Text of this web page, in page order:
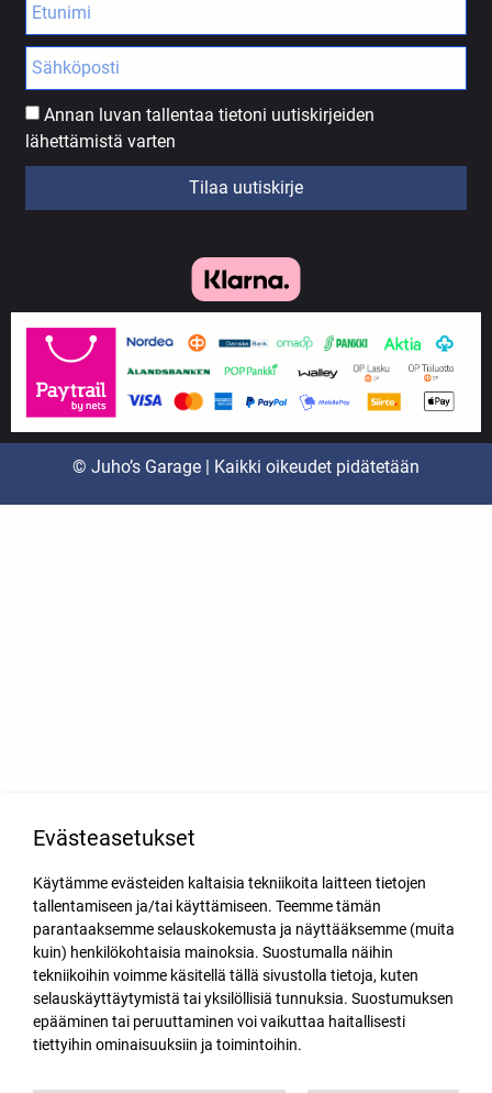
Annan luvan tallentaa tietoni uutiskirjeiden
lähettämistä varten
Tilaa uutiskirje
© Juho’s Garage | Kaikki oikeudet pidätetään
Evästeasetukset
Käytämme evästeiden kaltaisia tekniikoita laitteen tietojen
tallentamiseen ja/tai käyttämiseen. Teemme tämän
parantaaksemme selauskokemusta ja näyttääksemme (muita
kuin) henkilökohtaisia mainoksia. Suostumalla näihin
tekniikoihin voimme käsitellä tällä sivustolla tietoja, kuten
selauskäyttäytymistä tai yksilöllisiä tunnuksia. Suostumuksen
epääminen tai peruuttaminen voi vaikuttaa haitallisesti
tiettyihin ominaisuuksiin ja toimintoihin.